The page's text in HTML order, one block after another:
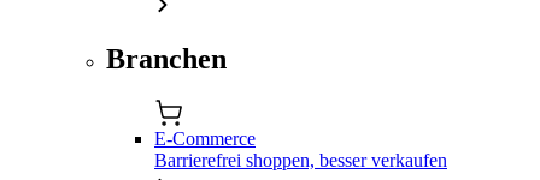
Branchen
E-Commerce
Barrierefrei shoppen, besser verkaufen